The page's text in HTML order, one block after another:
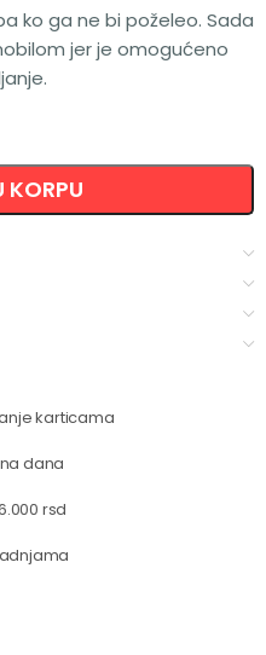
ko ga ne bi poželeo. Sada
jer je omogućeno
KORPU
karticama
dana
rsd